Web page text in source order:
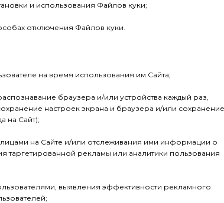
и использования Файлов куки;
отключения Файлов куки.
на время использования им Сайта;
браузера и/или устройства каждый раз,
настроек экрана и браузера и/или сохранение
на Сайт);
на Сайте и/или отслеживания ими информации о
таргетированной рекламы или аналитики пользования
выявления эффективности рекламного